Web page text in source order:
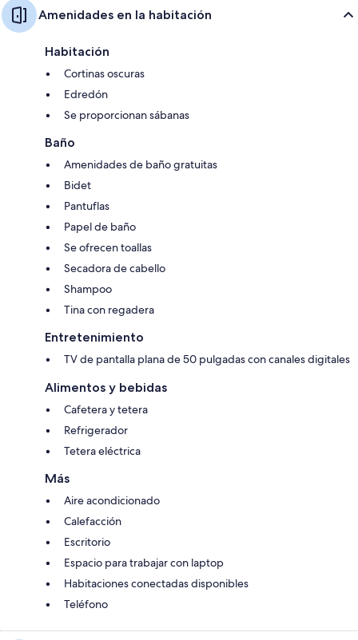
Amenidades en la habitación
Habitación
Cortinas oscuras
Edredón
Se proporcionan sábanas
Baño
Amenidades de baño gratuitas
Bidet
Pantuflas
Papel de baño
Se ofrecen toallas
Secadora de cabello
Shampoo
Tina con regadera
Entretenimiento
TV de pantalla plana de 50 pulgadas con canales digitales
Alimentos y bebidas
Cafetera y tetera
Refrigerador
Tetera eléctrica
Más
Aire acondicionado
Calefacción
Escritorio
Espacio para trabajar con laptop
Habitaciones conectadas disponibles
Teléfono